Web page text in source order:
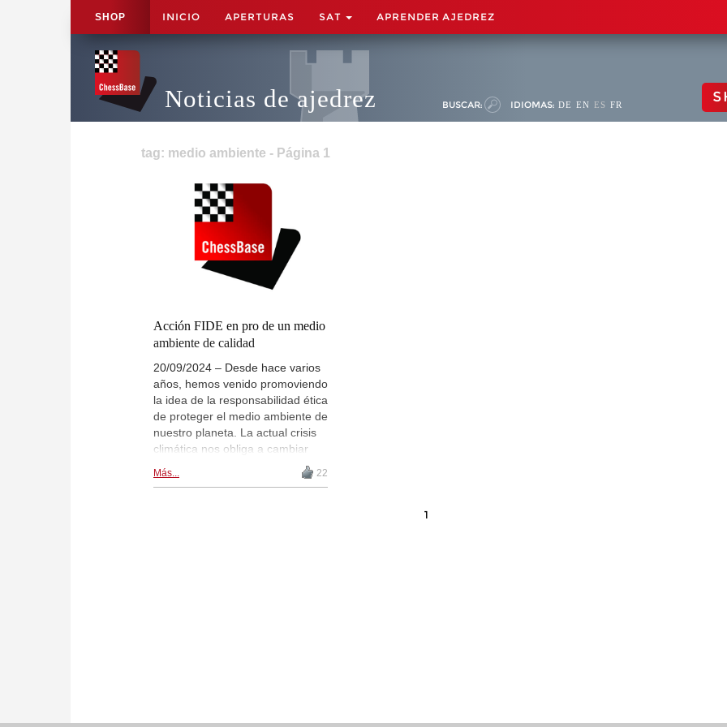
SHOP INICIO APERTURAS SAT APRENDER AJEDREZ
Noticias de ajedrez BUSCAR: IDIOMAS: DE EN ES FR
tag: medio ambiente - Página 1
Acción FIDE en pro de un medio
ambiente de calidad
20/09/2024 – Desde hace varios
años, hemos venido promoviendo
la idea de la responsabilidad ética
de proteger el medio ambiente de
nuestro planeta. La actual crisis
climática nos obliga a cambiar
nuestro consumo de alimentos,
Más... 22
1